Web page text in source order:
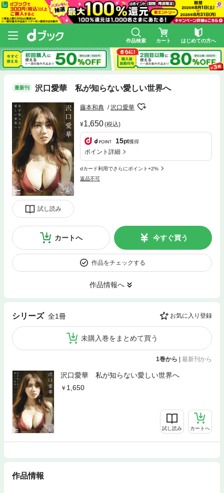
作品検索 カート はじめての方へ
最新刊 沢口愛華 私が知らない愛しい世界へ
試し読み
藤本和典 沢口愛華
1,650(税込)
15pt獲得
ポイント詳細
dカード利用でさらにポイント+2%
返品不可
カートへ 今すぐ買う
作品をチェックする
作品情報へ
シリーズ 全1冊 お気に入り登録
未購入巻をまとめて買う
1巻から 最新刊から
沢口愛華 私が知らない愛しい世界へ
1,650
試し読み カートへ
作品情報